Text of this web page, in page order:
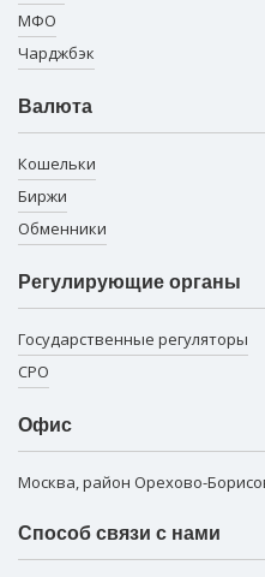
МФО
Чарджбэк
Валюта
Кошельки
Биржи
Обменники
Регулирующие органы
Государственные регуляторы
СРО
Офис
Москва, район Орехово-
Способ связи с нами